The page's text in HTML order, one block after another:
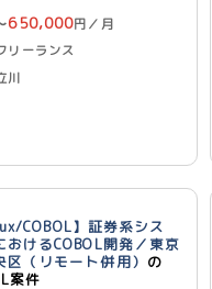
650,000円／月
リーランス
川
COBOL】証券系シス
おけるCOBOL開発／東京
区（リモート併用） の
案件